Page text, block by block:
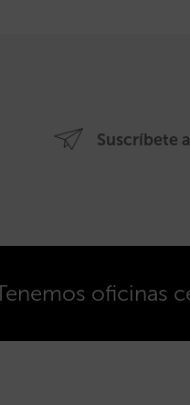
Suscríbete
oficinas